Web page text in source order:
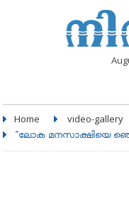
Home video-gallery
"ലോക മനസാക്ഷിയെ